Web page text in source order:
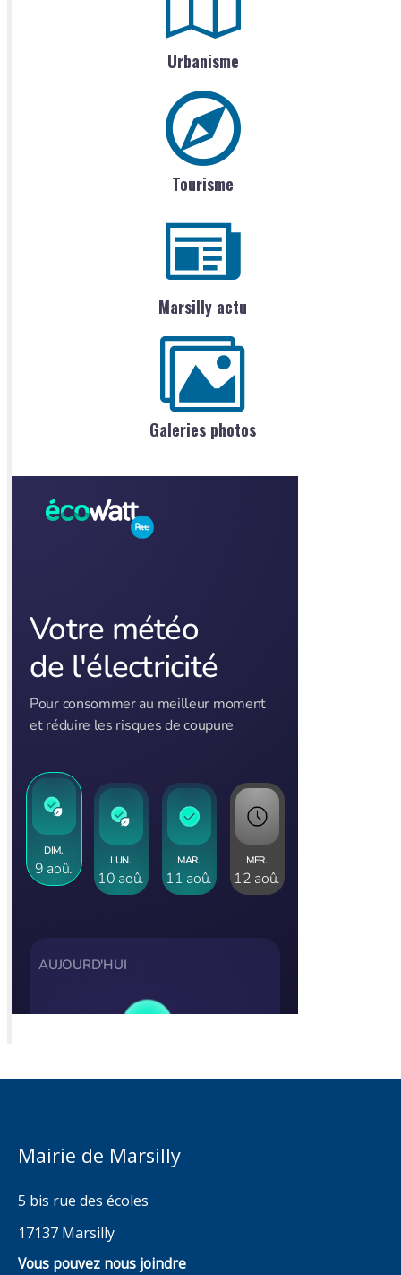
Urbanisme
Tourisme
Marsilly actu
Galeries photos
Mairie de Marsilly
5 bis rue des écoles
17137 Marsilly
Vous pouvez nous joindre